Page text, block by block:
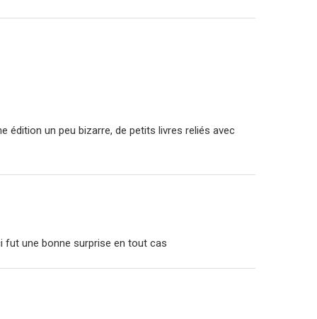
édition un peu bizarre, de petits livres reliés avec
fut une bonne surprise en tout cas